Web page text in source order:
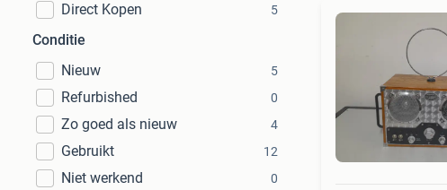
Direct Kopen
5
Conditie
Nieuw
5
Refurbished 0
Zo goed als nieuw 4
Gebruikt 12
Niet werkend 0